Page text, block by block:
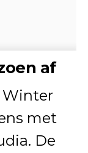
af
Winter
met
De